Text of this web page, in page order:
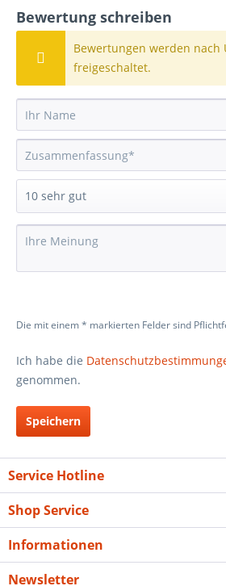
Bewertung schreiben
Bewertungen werden
freigeschaltet.
Die mit einem * markierten Felder sind
Ich habe die
genommen.
Speichern
Service Hotline
Shop Service
Informationen
Newsletter